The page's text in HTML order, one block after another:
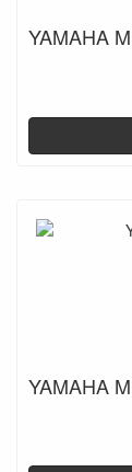
YAMAHA
YAMAHA